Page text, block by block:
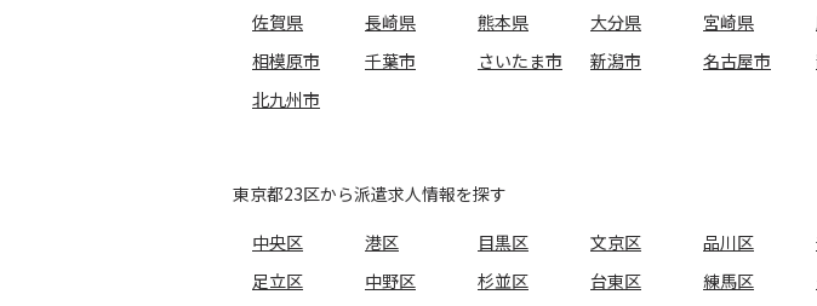
佐賀県
長崎県 熊本県 大分県 宮崎県
相模原市
千葉市 さいたま市 新潟市 名古屋市
北九州市
東京都23区から派遣求人情報を探す
中央区
港区 目黒区 文京区 品川区
足立区
中野区 杉並区 台東区 練馬区